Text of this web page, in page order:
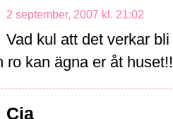
2 september, 2007 kl. 21:02
Vad kul att det verkar
ro kan ägna er åt huset!!
Cia